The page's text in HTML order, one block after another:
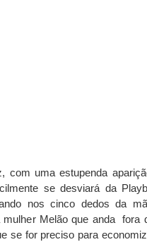
com uma estupenda
se desviará da
nos cinco dedos da
Melão que anda fora
se for preciso para